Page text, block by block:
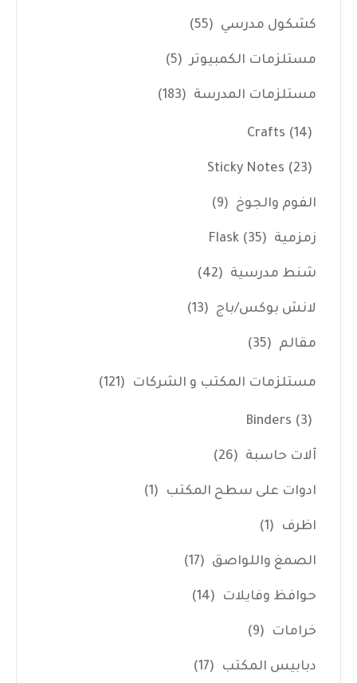
كشكول مدرسي (55)
مستلزمات الكمبيوتر (5)
مستلزمات المدرسة (183)
Crafts (14)
Sticky Notes (23)
الفوم والجوخ (9)
زمزمية Flask (35)
شنط مدرسية (42)
لانش بوكس/باج (13)
مقالم (35)
مستلزمات المكتب و الشركات (121)
Binders (3)
آلات حاسبة (26)
ادوات على سطح المكتب (1)
اظرف (1)
الصمغ واللواصق (17)
حوافظ وفايلات (14)
خرامات (9)
دبابيس المكتب (17)